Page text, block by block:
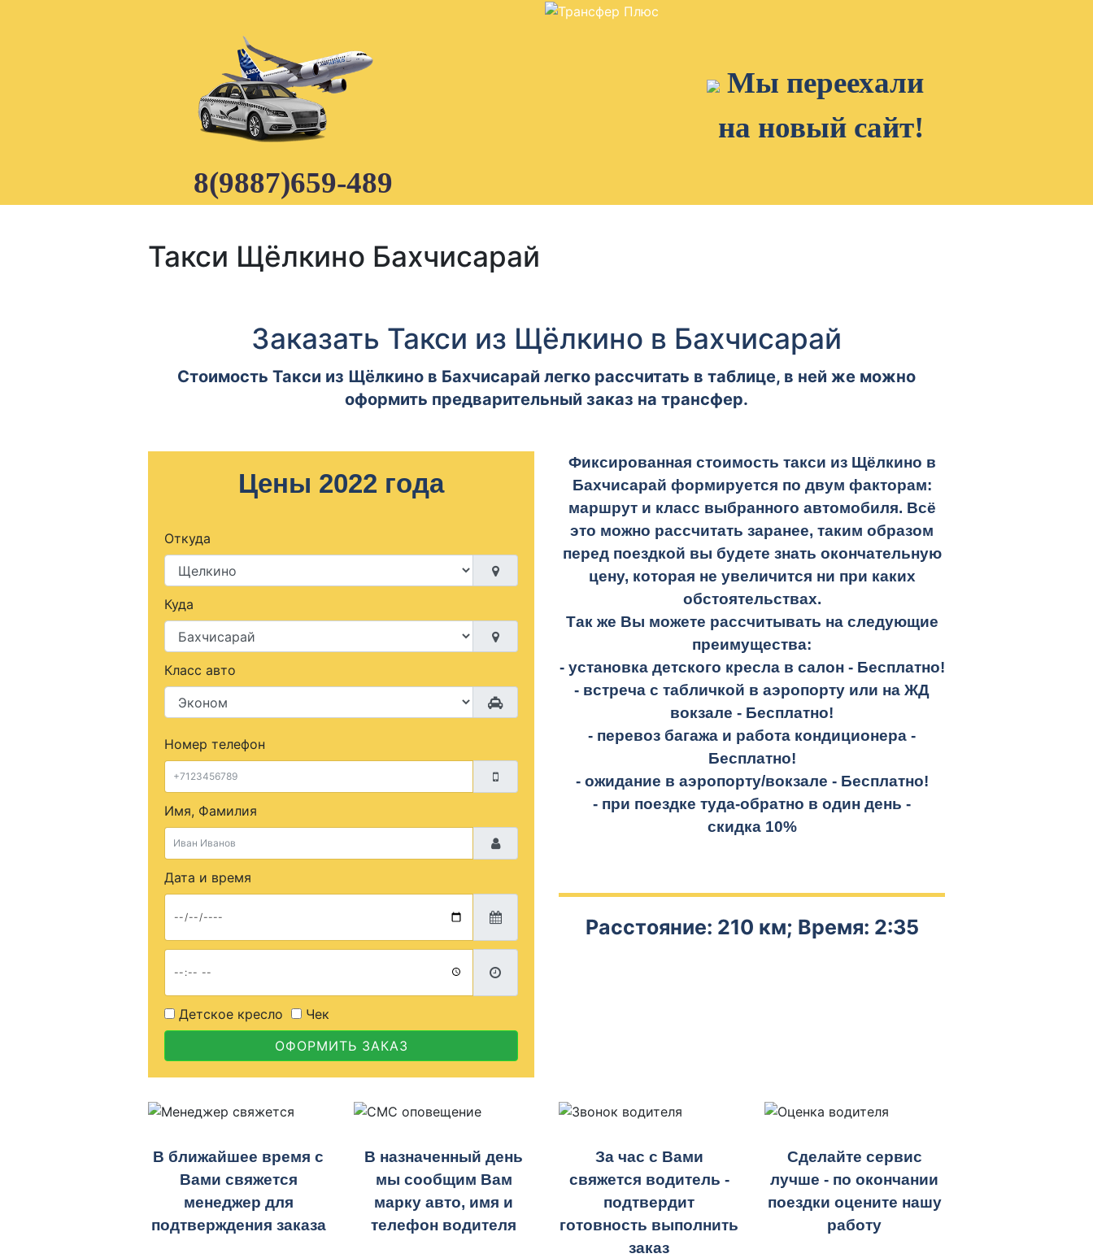
8(9887)659-489
Мы переехали
на новый сайт!
Такси Щёлкино Бахчисарай
Заказать Такси из Щёлкино в Бахчисарай
Стоимость Такси из Щёлкино в Бахчисарай легко рассчитать в таблице, в ней же можно
оформить предварительный заказ на трансфер.
Цены 2022 года
Откуда
Куда
Класс авто
Номер телефон
Имя, Фамилия
Дата и время
Детское кресло
Чек
ОФОРМИТЬ ЗАКАЗ
Фиксированная стоимость такси из Щёлкино в
Бахчисарай формируется по двум факторам:
маршрут и класс выбранного автомобиля. Всё
это можно рассчитать заранее, таким образом
перед поездкой вы будете знать окончательную
цену, которая не увеличится ни при каких
обстоятельствах.
Так же Вы можете рассчитывать на следующие
преимущества:
- установка детского кресла в салон - Бесплатно!
- встреча с табличкой в аэропорту или на ЖД
вокзале - Бесплатно!
- перевоз багажа и работа кондиционера -
Бесплатно!
- ожидание в аэропорту/вокзале - Бесплатно!
- при поездке туда-обратно в один день -
скидка 10%
Расстояние: 210 км; Время: 2:35
В ближайшее время с
Вами свяжется
менеджер для
подтверждения заказа
В назначенный день
мы сообщим Вам
марку авто, имя и
телефон водителя
За час с Вами
свяжется водитель -
подтвердит
готовность выполнить
заказ
Сделайте сервис
лучше - по окончании
поездки оцените нашу
работу